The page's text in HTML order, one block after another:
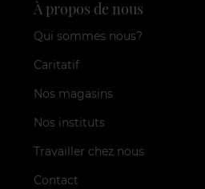
À propos de nous
Qui sommes nous?
Caritatif
Nos magasins
Nos instituts
Travailler chez nous
Contact